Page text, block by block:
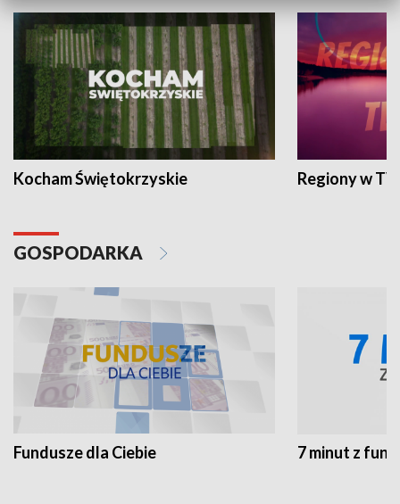
Kocham Świętokrzyskie Regiony w
GOSPODARKA
Fundusze dla Ciebie 7 minut z